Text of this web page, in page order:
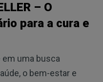
– O
para a cura e
uma busca
o bem-estar e